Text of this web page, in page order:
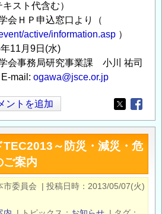
スト代含む）
会ＨＰ申込窓口より（
active/information.asp ）
11月9日(水)
会事務局研究事業課 小川 祐司
mail: ogawa@jsce.or.jp
ントを追加
Opens in
TEC2013～防災・減災・危
ご案内
市委員会 | 投稿日時
2013/05/07(火)